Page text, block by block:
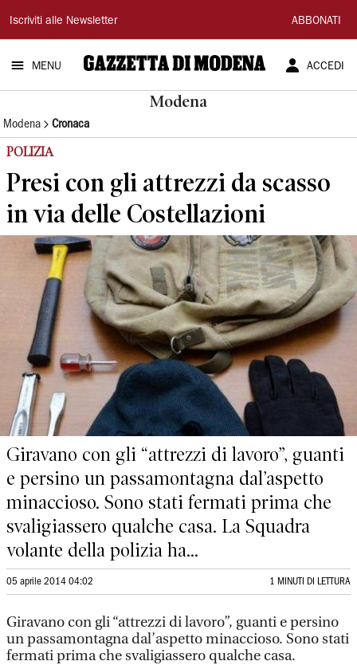
Gazzetta
di
Modena
Iscriviti alle Newsletter ABBONATI
MENU ACCEDI
Modena
Modena Cronaca
POLIZIA
Presi con gli attrezzi da scasso
in via delle Costellazioni
Giravano con gli “attrezzi di lavoro”, guanti
e persino un passamontagna dal’aspetto
minaccioso. Sono stati fermati prima che
svaligiassero qualche casa. La Squadra
volante della polizia ha...
05 aprile 2014 04:02 1 MINUTI DI LETTURA
Giravano con gli “attrezzi di lavoro”, guanti e persino
un passamontagna dal’aspetto minaccioso. Sono stati
fermati prima che svaligiassero qualche casa.